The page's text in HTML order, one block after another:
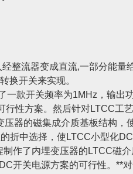
整流器变成直流,一部分能量
换开关来实现。
一款开关频率为1MHz，输出
性方案。然后针对LTCC工
器的磁集成介质基板结构，
折中选择，使LTCC小型化
作了内埋变压器的LTCC磁
开关电源方案的可行性。**